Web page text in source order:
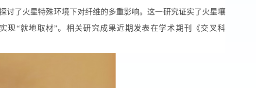
讨了火星特殊环境下对纤维的多重影响。这一研究证实了火星壤
现“就地取材”。相关研究成果近期发表在学术期刊《交叉科